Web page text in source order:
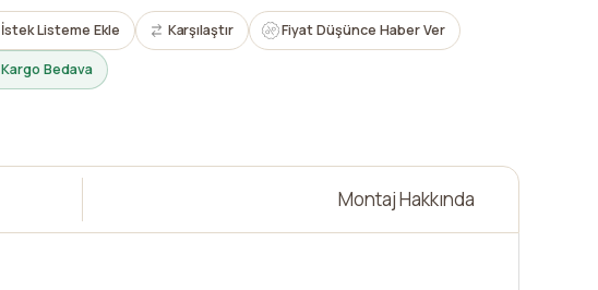
İstek Listeme Ekle Karşılaştır Fiyat Düşünce Haber Ver
Kargo Bedava
Montaj Hakkında